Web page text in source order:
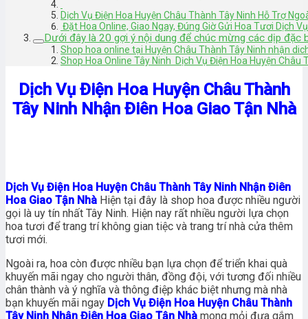
Dịch Vụ Điện Hoa Huyện Châu Thành Tây Ninh Hỗ Trợ
Đặt Hoa Online, Giao Ngay, Đúng Giờ Gửi Hoa Tươi Dịch
Dưới đây là 20 gợi ý nội dung để chúc mừng các dịp đặc
Shop hoa online tại Huyện Châu Thành Tây Ninh nhận
Shop Hoa Online Tây Ninh Dịch Vụ Điện Hoa Huyện Châu
Dịch Vụ Điện Hoa Huyện Châu Thành
Tây Ninh Nhận Điên Hoa Giao Tận Nhà
Dịch Vụ Điện Hoa Huyện Châu Thành Tây Ninh Nhận Điên
Hoa Giao Tận Nhà Hiện tại đây là shop hoa được nhiều người
gọi là uy tín nhất Tây Ninh. Hiện nay rất nhiều người lựa chọn
hoa tươi để trang trí không gian tiệc và trang trí nhà cửa thêm
tươi mới.
Ngoài ra, hoa còn được nhiều bạn lựa chọn để triển khai quà
khuyến mãi ngay cho người thân, đồng đội, với tương đối nhiều
chân thành và ý nghĩa và thông điệp khác biệt nhưng mà nhà
bạn khuyến mãi ngay Dịch Vụ Điện Hoa Huyện Châu Thành
Tây Ninh Nhận Điên Hoa Giao Tận Nhà mong mỏi đưa gắm